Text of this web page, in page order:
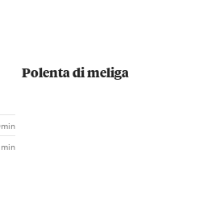
Polenta di meliga